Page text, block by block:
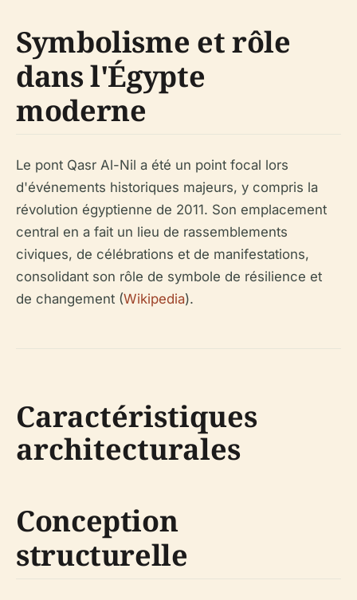
Symbolisme et rôle
dans l'Égypte
moderne
Le pont Qasr Al-Nil a été un point focal lors
d'événements historiques majeurs, y compris la
révolution égyptienne de 2011. Son emplacement
central en a fait un lieu de rassemblements
civiques, de célébrations et de manifestations,
consolidant son rôle de symbole de résilience et
de changement (Wikipedia).
Caractéristiques
architecturales
Conception
structurelle